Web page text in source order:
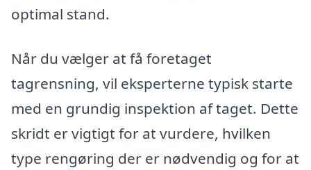
optimal stand.
Når du vælger at få foretaget
tagrensning, vil eksperterne typisk starte
med en grundig inspektion af taget. Dette
skridt er vigtigt for at vurdere, hvilken
type rengøring der er nødvendig og for at